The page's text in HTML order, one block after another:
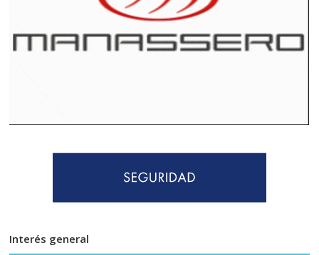
Interés general